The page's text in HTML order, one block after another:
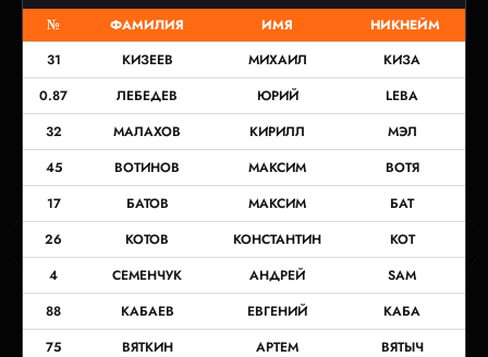
№ ФАМИЛИЯ ИМЯ
НИКНЕЙМ
31
КИЗЕЕВ МИХАИЛ
КИЗА
0.87
ЛЕБЕДЕВ ЮРИЙ
LEBA
32
МАЛАХОВ КИРИЛЛ
МЭЛ
45
ВОТИНОВ МАКСИМ
ВОТЯ
17
БАТОВ МАКСИМ
БАТ
26
КОТОВ КОНСТАНТИН
КОТ
4
СЕМЕНЧУК АНДРЕЙ
SAM
88
КАБАЕВ ЕВГЕНИЙ
КАБА
75
ВЯТКИН АРТЕМ
ВЯТЫЧ